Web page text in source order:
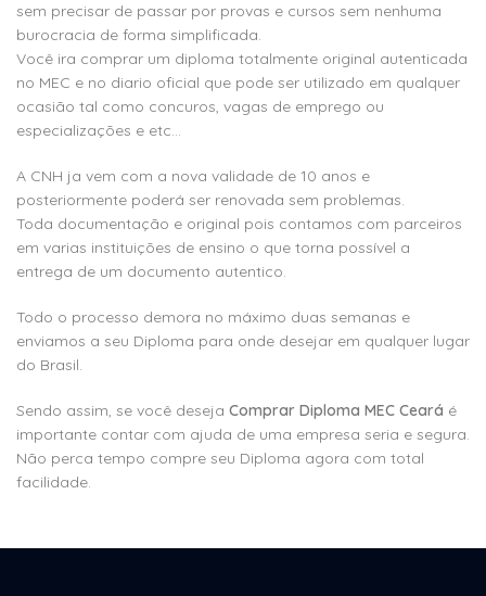
sem precisar de passar por provas e cursos sem nenhuma
burocracia de forma simplificada.
Você ira comprar um diploma totalmente original autenticada
no MEC e no diario oficial que pode ser utilizado em qualquer
ocasião tal como concuros, vagas de emprego ou
especializações e etc…
A CNH ja vem com a nova validade de 10 anos e
posteriormente poderá ser renovada sem problemas.
Toda documentação e original pois contamos com parceiros
em varias instituições de ensino o que torna possível a
entrega de um documento autentico.
Todo o processo demora no máximo duas semanas e
enviamos a seu Diploma para onde desejar em qualquer lugar
do Brasil.
Sendo assim, se você deseja Comprar Diploma MEC Ceará é
importante contar com ajuda de uma empresa seria e segura.
Não perca tempo compre seu Diploma agora com total
facilidade.